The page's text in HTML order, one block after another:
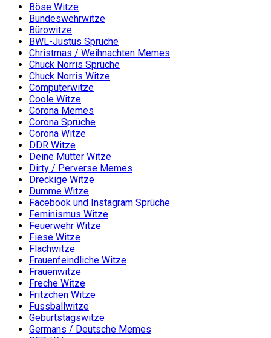
Böse Witze
Bundeswehrwitze
Bürowitze
BWL-Justus Sprüche
Christmas / Weihnachten Memes
Chuck Norris Sprüche
Chuck Norris Witze
Computerwitze
Coole Witze
Corona Memes
Corona Sprüche
Corona Witze
DDR Witze
Deine Mutter Witze
Dirty / Perverse Memes
Dreckige Witze
Dumme Witze
Facebook und Instagram Sprüche
Feminismus Witze
Feuerwehr Witze
Fiese Witze
Flachwitze
Frauenfeindliche Witze
Frauenwitze
Freche Witze
Fritzchen Witze
Fussballwitze
Geburtstagswitze
Germans / Deutsche Memes